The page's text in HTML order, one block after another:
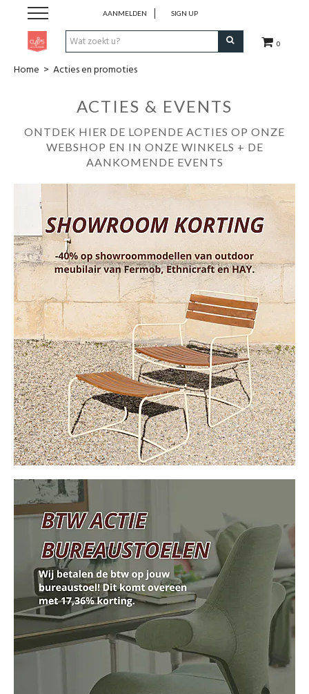
0
AANMELDEN SIGN UP
Pen & Papier
Home
Lifestyle
Fashion
Kids
School & Travel
Cadeautips
Outlet
De Printshop
Cadeaubon
Acties en events
Winkels
Home > Acties en promoties
ACTIES & EVENTS
ONTDEK HIER DE LOPENDE ACTIES OP ONZE
WEBSHOP EN IN ONZE WINKELS + DE
AANKOMENDE EVENTS